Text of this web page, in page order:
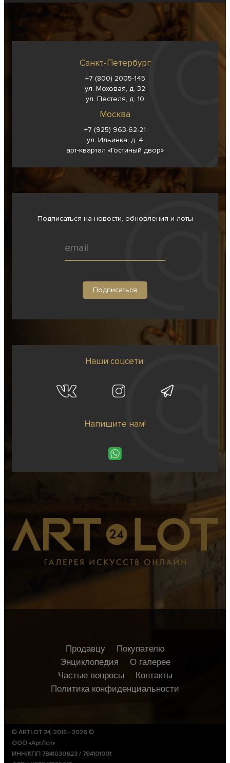
Санкт-Петербург
+7 (800) 2005-145
ул. Моховая, д. 32
ул. Пестеля, д. 10
Москва
+7 (925) 963-62-21
ул. Ильинка, д. 4
арт-квартал «Гостиный двор»
Подписаться на новости, обновления и лоты
Наши соцсети:
Напишите нам!
Продавцу
Покупателю
Энциклопедия
О галерее
Частые вопросы
Контакты
Политика конфиденциальности
© ARTLOT 24, 2015 - 2026 ©
ООО «АртЛот»
ИНН/КПП 7841030623 / 784101001